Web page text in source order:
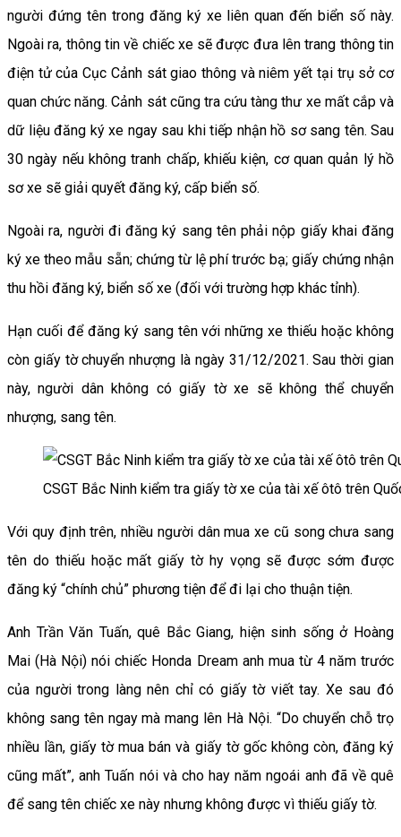
người đứng tên trong đăng ký xe liên quan đến biển số này.
Ngoài ra, thông tin về chiếc xe sẽ được đưa lên trang thông tin
điện tử của Cục Cảnh sát giao thông và niêm yết tại trụ sở cơ
quan chức năng. Cảnh sát cũng tra cứu tàng thư xe mất cắp và
dữ liệu đăng ký xe ngay sau khi tiếp nhận hồ sơ sang tên. Sau
30 ngày nếu không tranh chấp, khiếu kiện, cơ quan quản lý hồ
sơ xe sẽ giải quyết đăng ký, cấp biển số.
Ngoài ra, người đi đăng ký sang tên phải nộp giấy khai đăng
ký xe theo mẫu sẵn; chứng từ lệ phí trước bạ; giấy chứng nhận
thu hồi đăng ký, biển số xe (đối với trường hợp khác tỉnh).
Hạn cuối để đăng ký sang tên với những xe thiếu hoặc không
còn giấy tờ chuyển nhượng là ngày 31/12/2021. Sau thời gian
này, người dân không có giấy tờ xe sẽ không thể chuyển
nhượng, sang tên.
CSGT Bắc Ninh kiểm tra giấy tờ xe của tài xế ôtô trên
Với quy định trên, nhiều người dân mua xe cũ song chưa sang
tên do thiếu hoặc mất giấy tờ hy vọng sẽ được sớm được
đăng ký “chính chủ” phương tiện để đi lại cho thuận tiện.
Anh Trần Văn Tuấn, quê Bắc Giang, hiện sinh sống ở Hoàng
Mai (Hà Nội) nói chiếc Honda Dream anh mua từ 4 năm trước
của người trong làng nên chỉ có giấy tờ viết tay. Xe sau đó
không sang tên ngay mà mang lên Hà Nội. “Do chuyển chỗ trọ
nhiều lần, giấy tờ mua bán và giấy tờ gốc không còn, đăng ký
cũng mất”, anh Tuấn nói và cho hay năm ngoái anh đã về quê
để sang tên chiếc xe này nhưng không được vì thiếu giấy tờ.